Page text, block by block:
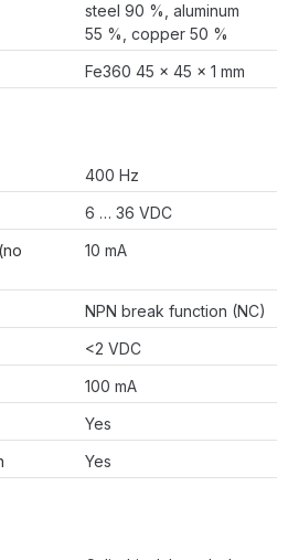
steel 90 %, aluminum
55 %, copper 50 %
Fe360 45 x 45 x 1 mm
400 Hz
6 … 36 VDC
10 mA
NPN break function (NC)
<2 VDC
100 mA
Yes
Yes